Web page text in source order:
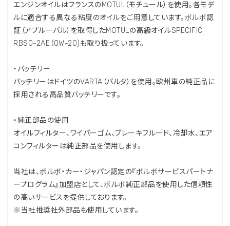
エンジンオイルはフランスのMOTUL（モチュール）を使用。各モデ
ルに適合する異なる粘度のオイルをご用意しています。ボルボ認
証（アプルーバル）を取得したMOTULの高級オイルSPECIFIC
RBS0-2AE（0W-20)も取り扱っています。
・バッテリー
バッテリーはドイツのVARTA（バルタ）を使用。欧州車の純正品に
採用される高品質バッテリーです。
・純正部品の使用
オイルフィルター、ワイパーゴム、ブレーキフルード、冷却水、エア
コンフィルターは純正部品を使用します。
当社は、ボルボ・カー・ジャパン認定の『ボルボサービスパートナ
ープログラム』加盟店として、ボルボ純正部品を使用した信頼性
の高いサービスを提供しております。
※当社推奨社外部品も使用しています。